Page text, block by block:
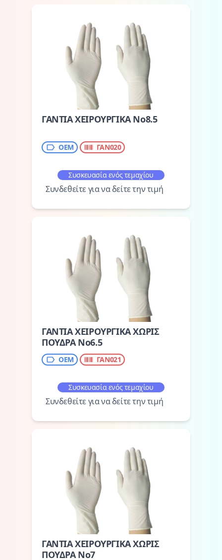
ΓΑΝΤΙΑ ΧΕΙΡΟΥΡΓΙΚΑ Νο8.5
ΟΕΜ ΓΑΝ020
Συσκευασία ενός τεμαχίου
Συνδεθείτε για να δείτε την τιμή
ΓΑΝΤΙΑ ΧΕΙΡΟΥΡΓΙΚΑ ΧΩΡΙΣ
ΠΟΥΔΡΑ Νο6.5
ΟΕΜ ΓΑΝ021
Συσκευασία ενός τεμαχίου
Συνδεθείτε για να δείτε την τιμή
ΓΑΝΤΙΑ ΧΕΙΡΟΥΡΓΙΚΑ ΧΩΡΙΣ
ΠΟΥΔΡΑ Νο7